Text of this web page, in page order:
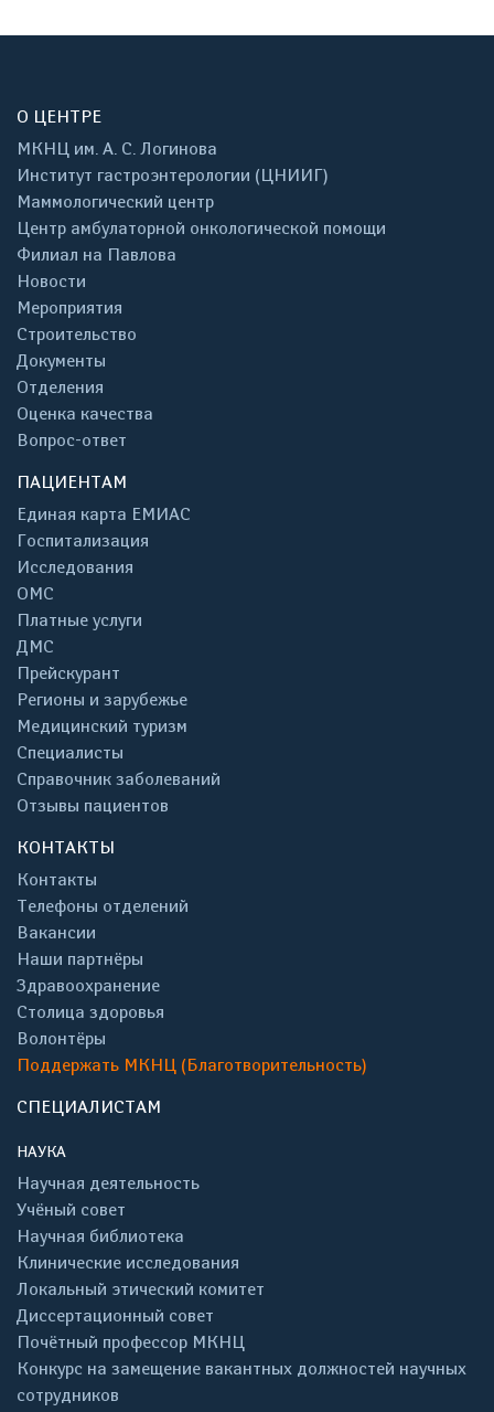
О ЦЕНТРЕ
МКНЦ им. А. С. Логинова
Институт гастроэнтерологии (ЦНИИГ)
Маммологический центр
Центр амбулаторной онкологической помощи
Филиал на Павлова
Новости
Мероприятия
Строительство
Документы
Отделения
Оценка качества
Вопрос-ответ
ПАЦИЕНТАМ
Единая карта ЕМИАС
Госпитализация
Исследования
ОМС
Платные услуги
ДМС
Прейскурант
Регионы и зарубежье
Медицинский туризм
Специалисты
Справочник заболеваний
Отзывы пациентов
КОНТАКТЫ
Контакты
Телефоны отделений
Вакансии
Наши партнёры
Здравоохранение
Столица здоровья
Волонтёры
Поддержать МКНЦ (Благотворительность)
СПЕЦИАЛИСТАМ
НАУКА
Научная деятельность
Учёный совет
Научная библиотека
Клинические исследования
Локальный этический комитет
Диссертационный совет
Почётный профессор МКНЦ
Конкурс на замещение вакантных должностей научных
сотрудников